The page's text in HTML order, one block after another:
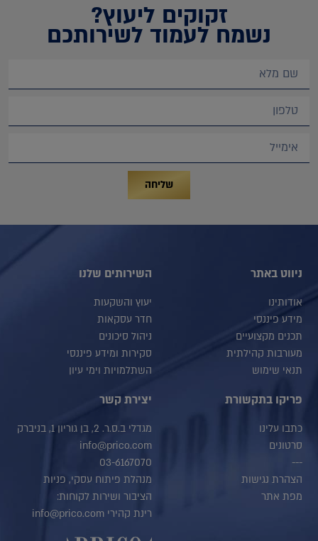
זקוקים ליעוץ?
נשמח לעמוד לשירותכם
שליחה
ניווט באתר
אודותינו
מידע פיננסי
תכנים מקצועיים
מעורבות קהילתית
תנאי שימוש
השירותים שלנו
יעוץ והשקעות
חדר עסקאות
ניהול סיכונים
סקירות ומידע פיננסי
השתלמויות וימי עיון
פריקו בתקשורת
כתבו עלינו
סרטונים
---
הצהרת נגישות
מפת אתר
יצירת קשר
מגדלי ב.ס.ר. 2, בן גוריון 1, בניברק
info@prico.com
03-6167070
מנהלת פיתוח עסקי, פניות
הציבור ושירות לקוחות:
רינת קהירי info@prico.com